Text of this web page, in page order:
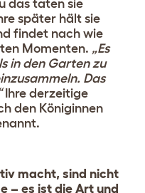
das taten sie
später hält sie
findet nach wie
Momenten. „Es
in den Garten zu
Das
Ihre derzeitige
den Königinnen
macht, sind nicht
– es ist die Art und